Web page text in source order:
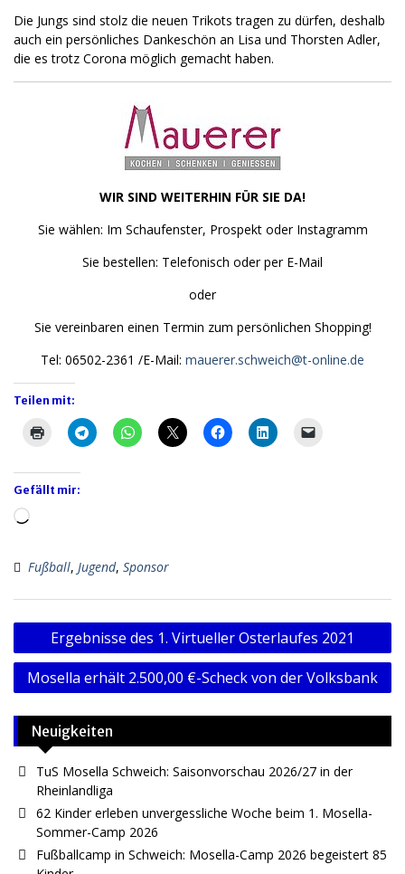
Die Jungs sind stolz die neuen Trikots tragen zu dürfen, deshalb
auch ein persönliches Dankeschön an Lisa und Thorsten Adler,
die es trotz Corona möglich gemacht haben.
WIR SIND WEITERHIN FÜR SIE DA!
Sie wählen: Im Schaufenster, Prospekt oder Instagramm
Sie bestellen: Telefonisch oder per E-Mail
oder
Sie vereinbaren einen Termin zum persönlichen Shopping!
Tel: 06502-2361 /E-Mail: mauerer.schweich@t-online.de
Teilen mit:
Gefällt mir:
Wird
Fußball, Jugend, Sponsor
Beitragsnavigation
Ergebnisse des 1. Virtueller Osterlaufes 2021
Mosella erhält 2.500,00 €-Scheck von der Volksbank
Neuigkeiten
TuS Mosella Schweich: Saisonvorschau 2026/27 in der
Rheinlandliga
62 Kinder erleben unvergessliche Woche beim 1. Mosella-
Sommer-Camp 2026
Fußballcamp in Schweich: Mosella-Camp 2026 begeistert 85